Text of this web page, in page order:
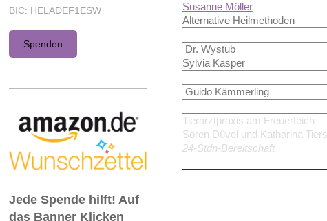
Susanne Möller
Alternative Heilmethoden
Dr. Wystub
Sylvia Kasper
Guido Kämmerling
Tierarztpraxis am Freuerteich
Sören Düvel und Katharina
24-Stdn-Bereitschaft
BIC: HELADEF1ESW
Spenden
Jede Spende hilft! Auf
das Banner Klicken